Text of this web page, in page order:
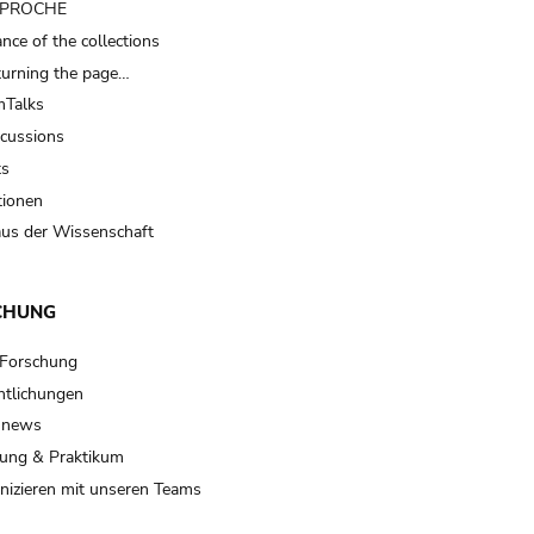
of the collections
the page…
der Wissenschaft
& Praktikum
mit unseren Teams